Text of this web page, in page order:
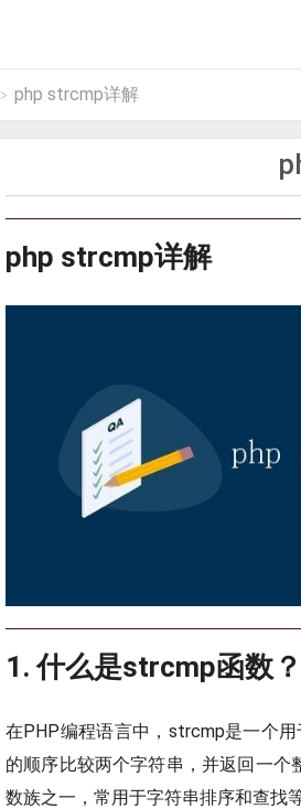
> php strcmp详解
php strcmp详解
1. 什么是strcmp函数？
在PHP编程语言中，strcmp是一个
的顺序比较两个字符串，并返回一
数族之一，常用于字符串排序和查找